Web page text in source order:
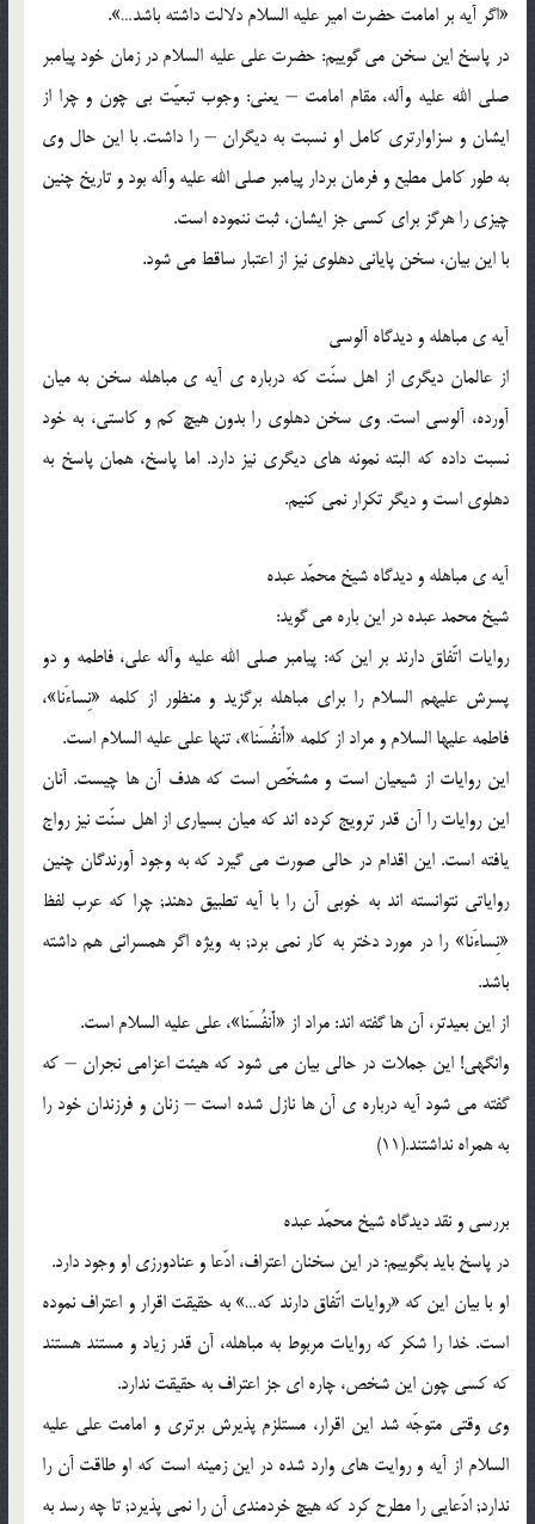
«اگر آیه بر امامت حضرت امیر علیه السلام دلالت داشته باشد…».
در پاسخ این سخن مى گوییم: حضرت على علیه السلام در زمان خود پیامبر
صلى الله علیه وآله، مقام امامت – یعنى: وجوب تبعیّت بى چون و چرا از
ایشان و سزاوارترى کامل او نسبت به دیگران – را داشت. با این حال وى
به طور کامل مطیع و فرمان بردار پیامبر صلى الله علیه وآله بود و تاریخ چنین
چیزى را هرگز براى کسى جز ایشان، ثبت ننموده است.
با این بیان، سخن پایانى دهلوى نیز از اعتبار ساقط مى شود.
آیه ی مباهله و دیدگاه آلوسى
از عالمان دیگرى از اهل سنّت که درباره ی آیه ی مباهله سخن به میان
آورده، آلوسى است. وى سخن دهلوى را بدون هیچ کم و کاستى، به خود
نسبت داده که البته نمونه هاى دیگرى نیز دارد. اما پاسخ، همان پاسخ به
دهلوى است و دیگر تکرار نمى کنیم.
آیه ی مباهله و دیدگاه شیخ محمّد عبده
شیخ محمد عبده در این باره مى گوید:
روایات اتّفاق دارند بر این که: پیامبر صلى الله علیه وآله على، فاطمه و دو
پسرش علیهم السلام را براى مباهله برگزید و منظور از کلمه «نِساءَنا»،
فاطمه علیها السلام و مراد از کلمه «أَنفُسَنا»، تنها على علیه السلام است.
این روایات از شیعیان است و مشخّص است که هدف آن ها چیست. آنان
این روایات را آن قدر ترویج کرده اند که میان بسیارى از اهل سنّت نیز رواج
یافته است. این اقدام در حالى صورت مى گیرد که به وجود آورندگان چنین
روایاتى نتوانسته اند به خوبى آن را با آیه تطبیق دهند; چرا که عرب لفظ
«نِساءَنا» را در مورد دختر به کار نمى برد; به ویژه اگر همسرانى هم داشته
باشد.
از این بعیدتر، آن ها گفته اند: مراد از «أَنفُسَنا»، على علیه السلام است.
وانگهى! این جملات در حالى بیان مى شود که هیئت اعزامى نجران – که
گفته مى شود آیه درباره ی آن ها نازل شده است – زنان و فرزندان خود را
به همراه نداشتند.(11)
بررسى و نقد دیدگاه شیخ محمّد عبده
در پاسخ باید بگوییم: در این سخنان اعتراف، ادّعا و عنادورزى او وجود دارد.
او با بیان این که «روایات اتّفاق دارند که…» به حقیقت اقرار و اعتراف نموده
است. خدا را شکر که روایات مربوط به مباهله، آن قدر زیاد و مستند هستند
که کسى چون این شخص، چاره اى جز اعتراف به حقیقت ندارد.
وى وقتى متوجّه شد این اقرار، مستلزم پذیرش برترى و امامت على علیه
السلام از آیه و روایت هاى وارد شده در این زمینه است که او طاقت آن را
ندارد; ادّعایى را مطرح کرد که هیچ خردمندى آن را نمى پذیرد; تا چه رسد به